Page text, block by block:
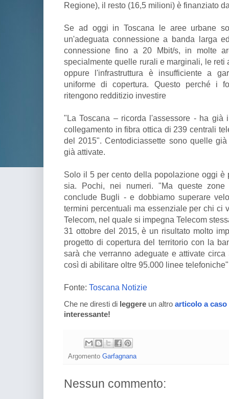
Regione), il resto (16,5 milioni) è finanziato
Se ad oggi in Toscana le aree urbane
un'adeguata connessione a banda larga
connessione fino a 20 Mbit/s, in molte
specialmente quelle rurali e marginali, le reti
oppure l'infrastruttura è insufficiente a
uniforme di copertura. Questo perché i
ritengono redditizio investire
"La Toscana – ricorda l'assessore - ha già
collegamento in fibra ottica di 239 centrali
del 2015". Centodiciassette sono quelle
già attivate.
Solo il 5 per cento della popolazione oggi è
sia. Pochi, nei numeri. "Ma queste
conclude Bugli - e dobbiamo superare
termini percentuali ma essenziale per chi ci
Telecom, nel quale si impegna Telecom
31 ottobre del 2015, è un risultato molto
progetto di copertura del territorio con la
sarà che verranno adeguate e attivate
così di abilitare oltre 95.000 linee
Fonte: Toscana Notizie
Che ne diresti di leggere un altro articolo a caso
interessante!
Argomento Garfagnana
Nessun commento: